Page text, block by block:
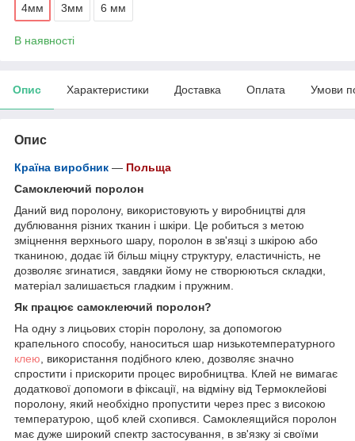
4мм 3мм 6 мм
В наявності
Опис Характеристики Доставка Оплата Умови
Опис
Країна виробник — Польща
Самоклеючий поролон
Даний вид поролону, використовують у виробництві для
дублювання різних тканин і шкіри. Це робиться з метою
зміцнення верхнього шару, поролон в зв'язці з шкірою або
тканиною, додає їй більш міцну структуру, еластичність, не
дозволяє згинатися, завдяки йому не створюються складки,
матеріал залишається гладким і пружним.
Як працює самоклеючий поролон?
На одну з лицьових сторін поролону, за допомогою
крапельного способу, наноситься шар низькотемпературного
клею , використання подібного клею, дозволяє значно
спростити і прискорити процес виробництва. Клей не вимагає
додаткової допомоги в фіксації, на відміну від Термоклейові
поролону, який необхідно пропустити через прес з високою
температурою, щоб клей схопився. Самоклеящийся поролон
має дуже широкий спектр застосування, в зв'язку зі своїми